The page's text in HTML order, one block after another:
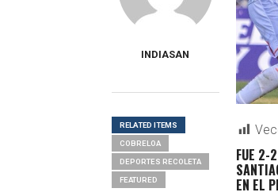
FUE 2-
EN EL
INDIASAN
RELATED ITEMS
COBRELOA
DEPORTES RECOLETA
FEATURED